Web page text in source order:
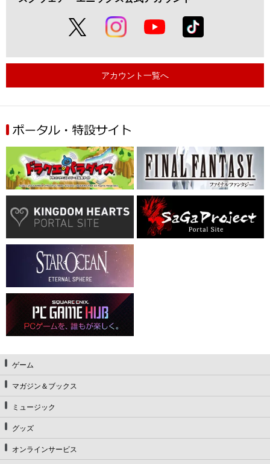
アカウント一覧へ
ゲーム
マガジン＆ブックス
ミュージック
グッズ
オンラインサービス